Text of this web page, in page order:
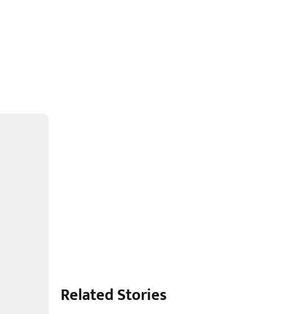
Related Stories